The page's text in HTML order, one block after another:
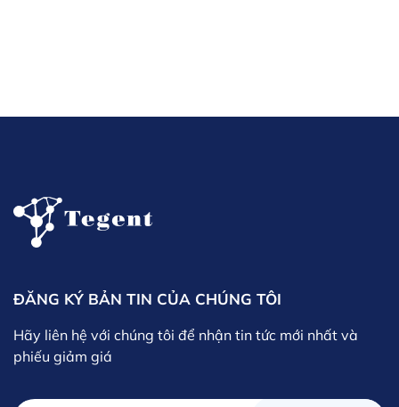
ĐĂNG KÝ BẢN TIN CỦA CHÚNG TÔI
Hãy liên hệ với chúng tôi để nhận tin tức mới nhất và
phiếu giảm giá